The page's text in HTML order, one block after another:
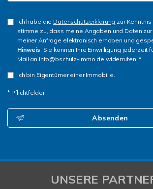
Ich habe die Datenschutzerklärung zur
stimme zu, dass meine Angaben und Daten
meiner Anfrage elektronisch erhoben und
Hinweis: Sie können Ihre Einwilligung jederzeit
Mail an info@bschulz-immo.de widerrufen. *
Ich bin Eigentümer einer Immobilie.
* Pflichtfelder
Absenden
UNSERE